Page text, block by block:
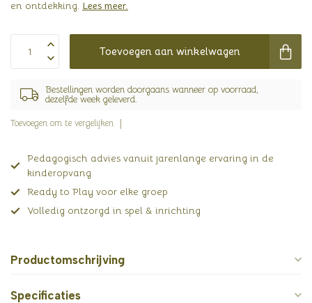
en ontdekking. Lees meer.
Toevoegen aan winkelwagen
Bestellingen worden doorgaans wanneer op voorraad,
dezelfde week geleverd.
Toevoegen om te vergelijken
Pedagogisch advies vanuit jarenlange ervaring in de
kinderopvang
Ready to Play voor elke groep
Volledig ontzorgd in spel & inrichting
Productomschrijving
Specificaties